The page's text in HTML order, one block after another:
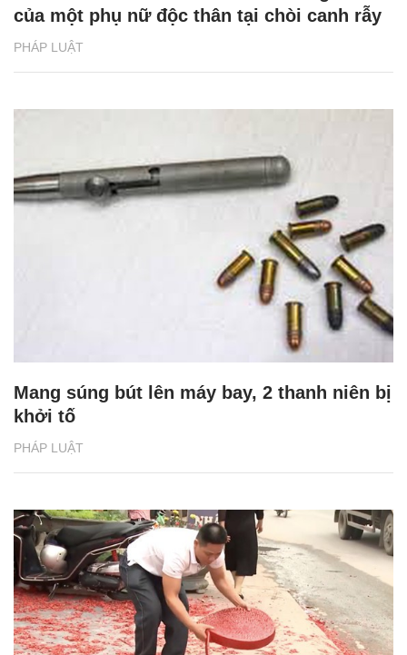
PHÁP LUẬT
của một phụ nữ độc thân tại chòi canh rẫy
PHÁP LUẬT
Mang súng bút lên máy bay, 2 thanh niên bị
khởi tố